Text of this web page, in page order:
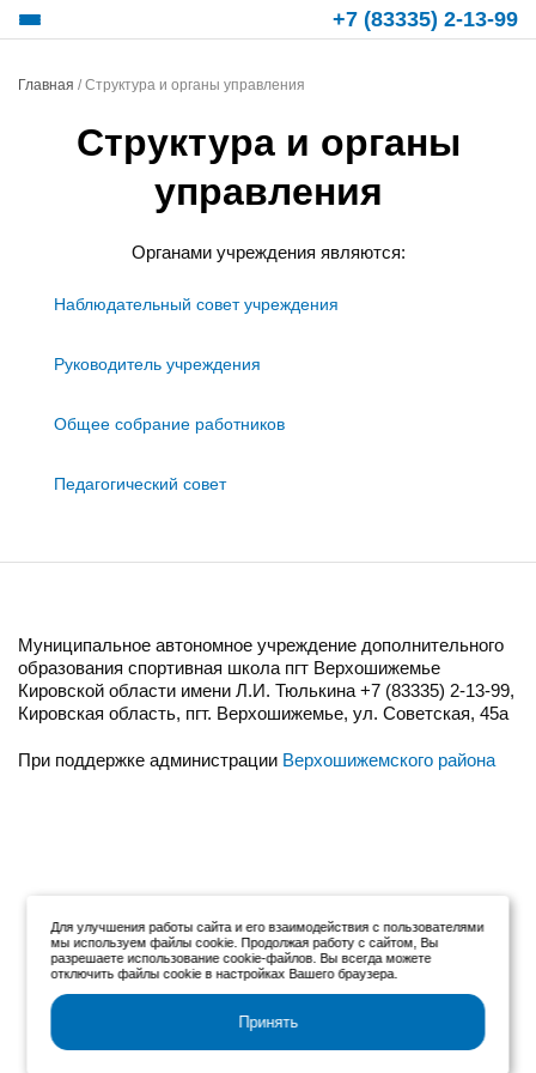
+7 (83335) 2-13-99
Главная / Структура и органы управления
Структура и органы
управления
Органами учреждения являются:
Наблюдательный совет учреждения
Руководитель учреждения
Общее собрание работников
Педагогический совет
Муниципальное автономное учреждение дополнительного
образования спортивная школа пгт Верхошижемье
Кировской области имени Л.И. Тюлькина +7 (83335) 2-13-99,
Кировская область, пгт. Верхошижемье, ул. Советская, 45а
При поддержке администрации Верхошижемского района
Для улучшения работы сайта и его взаимодействия с пользователями
мы используем файлы cookie. Продолжая работу с сайтом, Вы
разрешаете использование cookie-файлов. Вы всегда можете
отключить файлы cookie в настройках Вашего браузера.
Принять